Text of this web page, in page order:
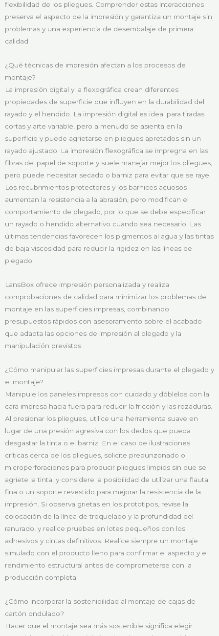
flexibilidad de los pliegues. Comprender estas interacciones
preserva el aspecto de la impresión y garantiza un montaje sin
problemas y una experiencia de desembalaje de primera
calidad.
¿Qué técnicas de impresión afectan a los procesos de
montaje?
La impresión digital y la flexográfica crean diferentes
propiedades de superficie que influyen en la durabilidad del
rayado y el hendido. La impresión digital es ideal para tiradas
cortas y arte variable, pero a menudo se asienta en la
superficie y puede agrietarse en pliegues apretados sin un
rayado ajustado. La impresión flexográfica se impregna en las
fibras del papel de soporte y suele manejar mejor los pliegues,
pero puede necesitar secado o barniz para evitar que se raye.
Los recubrimientos protectores y los barnices acuosos
aumentan la resistencia a la abrasión, pero modifican el
comportamiento de plegado, por lo que se debe especificar
un rayado o hendido alternativo cuando sea necesario. Las
últimas tendencias favorecen los pigmentos al agua y las tintas
de baja viscosidad para reducir la rigidez en las líneas de
plegado.
LansBox ofrece impresión personalizada y realiza
comprobaciones de calidad para minimizar los problemas de
montaje en las superficies impresas, combinando
presupuestos rápidos con asesoramiento sobre el acabado
que adapta las opciones de impresión al plegado y la
manipulación previstos.
¿Cómo manipular las superficies impresas durante el plegado y
el montaje?
Manipule los paneles impresos con cuidado y dóblelos con la
cara impresa hacia fuera para reducir la fricción y las rozaduras.
Al presionar los pliegues, utilice una herramienta suave en
lugar de una presión agresiva con los dedos que pueda
desgastar la tinta o el barniz. En el caso de ilustraciones
críticas cerca de los pliegues, solicite prepunzonado o
microperforaciones para producir pliegues limpios sin que se
agriete la tinta, y considere la posibilidad de utilizar una flauta
fina o un soporte revestido para mejorar la resistencia de la
impresión. Si observa grietas en los prototipos, revise la
colocación de la línea de troquelado y la profundidad del
ranurado, y realice pruebas en lotes pequeños con los
adhesivos y cintas definitivos. Realice siempre un montaje
simulado con el producto lleno para confirmar el aspecto y el
rendimiento estructural antes de comprometerse con la
producción completa.
¿Cómo incorporar la sostenibilidad al montaje de cajas de
cartón ondulado?
Hacer que el montaje sea más sostenible significa elegir